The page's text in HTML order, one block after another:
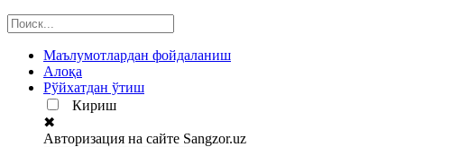
Маълумотлардан фойдаланиш
Алоқа
Рўйхатдан ўтиш
Кириш
✖
Авторизация на сайте Sangzor.uz